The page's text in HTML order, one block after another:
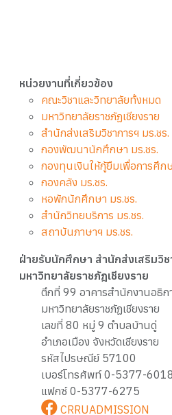
หน่วยงานที่เกี่ยวข้อง
คณะวิชาและวิทยาลัยทั้งหมด
มหาวิทยาลัยราชภัฏเชียงราย
สำนักส่งเสริมวิชาการฯ มร.ชร.
กองพัฒนานักศึกษา มร.ชร.
กองทุนเงินให้กู้ยืมเพื่อการศึก
กองคลัง มร.ชร.
หอพักนักศึกษา มร.ชร.
สำนักวิทยบริการ มร.ชร.
สถาบันภาษาฯ มร.ชร.
ฝ่ายรับนักศึกษา สำนักส่งเสริมวิช
มหาวิทยาลัยราชภัฎเชียงราย
ตึกที่ 99 อาคารสำนักงานอธิก
มหาวิทยาลัยราชภัฏเชียงราย
เลขที่ 80 หมู่ 9 ตำบลบ้านดู่
อำเภอเมือง จังหวัดเชียงราย
รหัสไปรษณีย์ 57100
เบอร์โทรศัพท์ 0-5377-6018
แฟกซ์ 0-5377-6275
CRRUADMISSION